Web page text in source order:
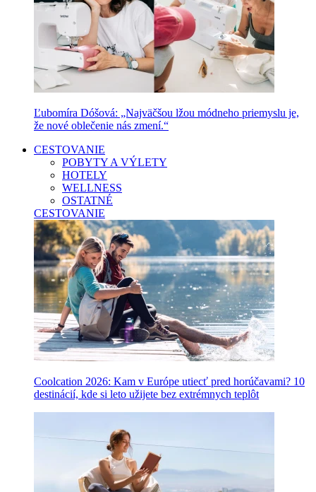
Ľubomíra Dóšová: „Najväčšou lžou módneho priemyslu je,
že nové oblečenie nás zmení.“
CESTOVANIE
POBYTY A VÝLETY
HOTELY
WELLNESS
OSTATNÉ
CESTOVANIE
Coolcation 2026: Kam v Európe utiecť pred horúčavami? 10
destinácií, kde si leto užijete bez extrémnych teplôt